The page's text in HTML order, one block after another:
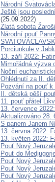
Národní
Ještě jsou
(25.09.2022)
Zlatá sobota
Národní pouť
Porciunkule v
13. září 2022:
Mimořádná výzva
Noční
Ohlédnutí za II.
Pozvání na pouť
II. dětská pěší
11. pouť přátel
13. července
Aktualizováno 28.
S panem Janem
13. června 2022:
13. květen 2022:
Pouť Nový
Pouť do
Pouť Nový
Pouť Nový
Pouť Nový